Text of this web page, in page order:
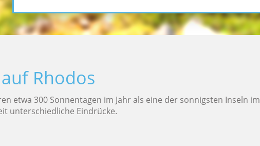
Rhodos
etwa 300 Sonnentagen im Jahr als eine der sonnigsten Inseln im
unterschiedliche Eindrücke.